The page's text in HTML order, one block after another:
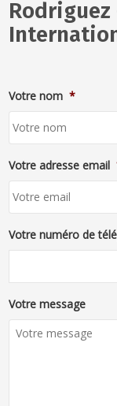
Rodriguez
Votre nom *
Votre adresse email
Votre numéro de
Votre message